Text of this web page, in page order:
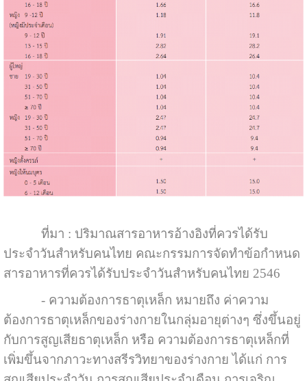
ที่มา : ปริมาณสารอาหารอ้างอิงที่ควรได้รับ
ประจำวันสำหรับคนไทย คณะกรรมการจัดทำข้อกำหนด
สารอาหารที่ควรได้รับประจำวันสำหรับคนไทย 2546
- ความต้องการธาตุเหล็ก หมายถึง ค่าความ
ต้องการธาตุเหล็กของร่างกายในกลุ่มอายุต่างๆ ซึ่งขึ้นอยู่
กับการสูญเสียธาตุเหล็ก หรือ ความต้องการธาตุเหล็กที่
เพิ่มขึ้นจากภาวะทางสรีรวิทยาของร่างกาย ได้แก่ การ